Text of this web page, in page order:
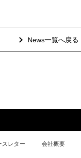
News一覧へ戻る
スレター 会社概要